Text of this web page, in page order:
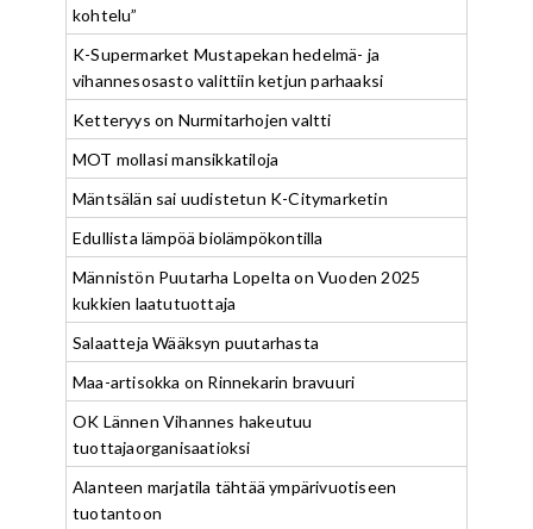
kohtelu”
K-Supermarket Mustapekan hedelmä- ja
vihannesosasto valittiin ketjun parhaaksi
Ketteryys on Nurmitarhojen valtti
MOT mollasi mansikkatiloja
Mäntsälän sai uudistetun K-Citymarketin
Edullista lämpöä biolämpökontilla
Männistön Puutarha Lopelta on Vuoden 2025
kukkien laatutuottaja
Salaatteja Wääksyn puutarhasta
Maa-artisokka on Rinnekarin bravuuri
OK Lännen Vihannes hakeutuu
tuottajaorganisaatioksi
Alanteen marjatila tähtää ympärivuotiseen
tuotantoon